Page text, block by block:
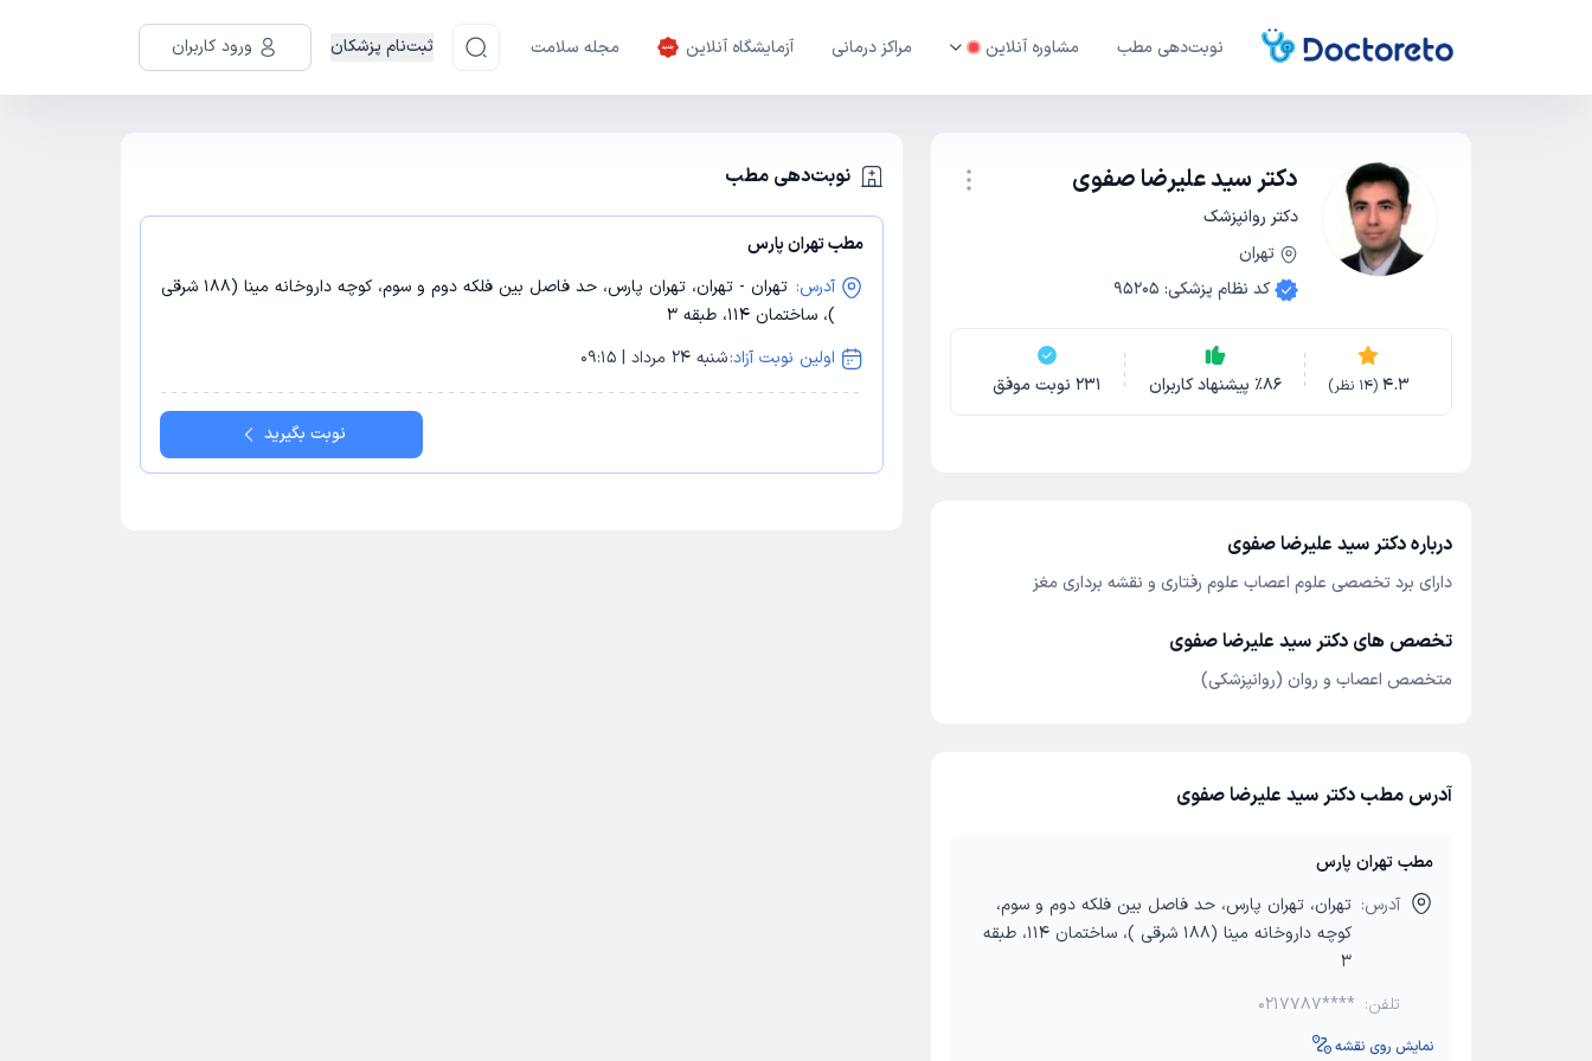
نوبت‌دهی مطب مشاوره آنلاین مراکز درمانی آزمایشگاه آنلاین مجله سلامت ثبت‌نام پزشکان ورود کاربران
دکتر سید علیرضا صفوی
دکتر روانپزشک
تهران
کد نظام پزشکی:
95205
4.3
(
14 نظر) ٪86 پیشنهاد کاربران 231 نوبت موفق
نوبت‌دهی مطب
مطب تهران پارس
آدرس:
تهران - تهران، تهران پارس، حد فاصل بین فلکه دوم و سوم، کوچه داروخانه مینا (188 شرقی
)، ساختمان 114، طبقه 3
اولین نوبت آزاد:شنبه 24 مرداد | 09:15
نوبت بگیرید
درباره دکتر سید علیرضا صفوی
دارای برد تخصصی علوم اعصاب علوم رفتاری و نقشه برداری مغز
تخصص های دکتر سید علیرضا صفوی
متخصص اعصاب و روان (روانپزشکی)
آدرس مطب دکتر سید علیرضا صفوی
مطب تهران پارس
آدرس: تهران، تهران پارس، حد فاصل بین فلکه دوم و سوم،
کوچه داروخانه مینا (188 شرقی )، ساختمان 114، طبقه
3
تلفن: 0217787****
نمایش روی نقشه